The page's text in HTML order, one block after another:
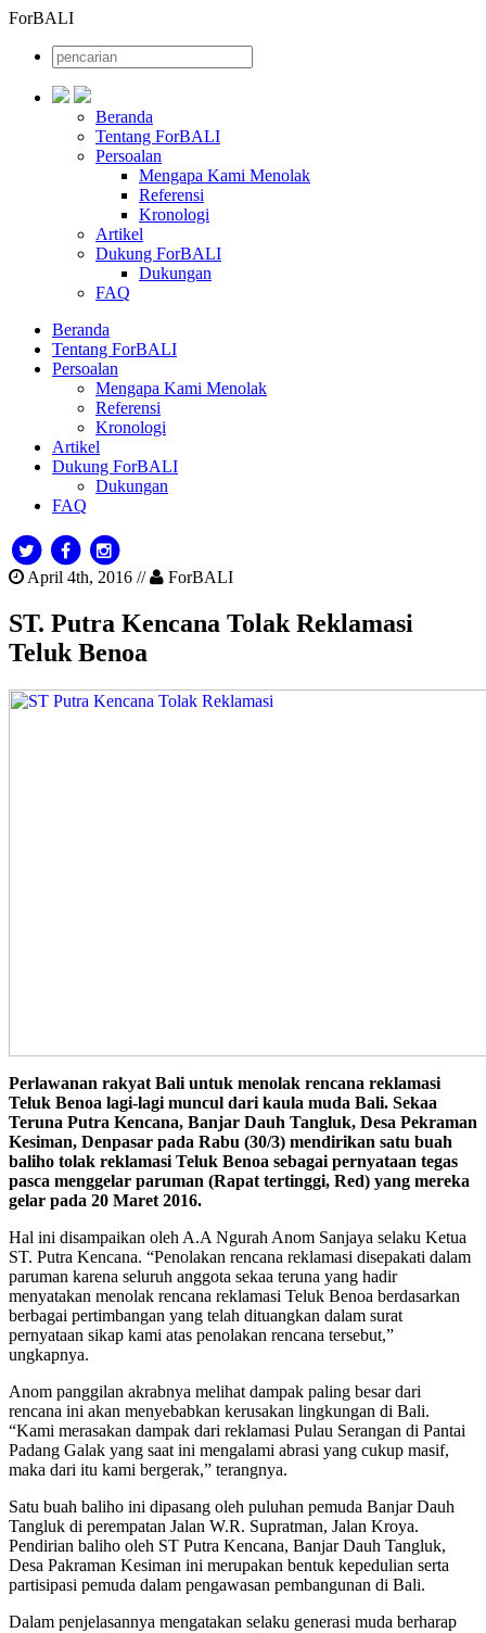
ForBALI
Beranda
Tentang ForBALI
Persoalan
Mengapa Kami Menolak
Referensi
Kronologi
Artikel
Dukung ForBALI
Dukungan
FAQ
Beranda
Tentang ForBALI
Persoalan
Mengapa Kami Menolak
Referensi
Kronologi
Artikel
Dukung ForBALI
Dukungan
FAQ
April 4th, 2016 // ForBALI
ST. Putra Kencana Tolak Reklamasi
Teluk Benoa
Perlawanan rakyat Bali untuk menolak rencana reklamasi
Teluk Benoa lagi-lagi muncul dari kaula muda Bali. Sekaa
Teruna Putra Kencana, Banjar Dauh Tangluk, Desa Pekraman
Kesiman, Denpasar pada Rabu (30/3) mendirikan satu buah
baliho tolak reklamasi Teluk Benoa sebagai pernyataan tegas
pasca menggelar paruman (Rapat tertinggi, Red) yang mereka
gelar pada 20 Maret 2016.
Hal ini disampaikan oleh A.A Ngurah Anom Sanjaya selaku Ketua
ST. Putra Kencana. “Penolakan rencana reklamasi disepakati dalam
paruman karena seluruh anggota sekaa teruna yang hadir
menyatakan menolak rencana reklamasi Teluk Benoa berdasarkan
berbagai pertimbangan yang telah dituangkan dalam surat
pernyataan sikap kami atas penolakan rencana tersebut,”
ungkapnya.
Anom panggilan akrabnya melihat dampak paling besar dari
rencana ini akan menyebabkan kerusakan lingkungan di Bali.
“Kami merasakan dampak dari reklamasi Pulau Serangan di Pantai
Padang Galak yang saat ini mengalami abrasi yang cukup masif,
maka dari itu kami bergerak,” terangnya.
Satu buah baliho ini dipasang oleh puluhan pemuda Banjar Dauh
Tangluk di perempatan Jalan W.R. Supratman, Jalan Kroya.
Pendirian baliho oleh ST Putra Kencana, Banjar Dauh Tangluk,
Desa Pakraman Kesiman ini merupakan bentuk kepedulian serta
partisipasi pemuda dalam pengawasan pembangunan di Bali.
Dalam penjelasannya mengatakan selaku generasi muda berharap